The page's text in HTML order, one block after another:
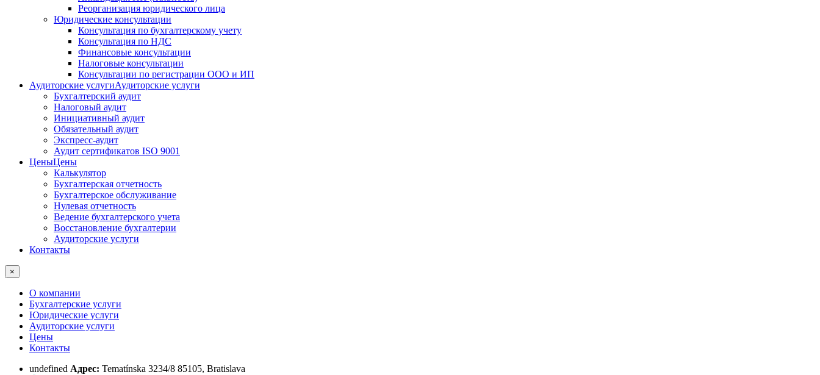
Реорганизация юридического лица
Юридические консультации
Консультация по бухгалтерскому учету
Консультация по НДС
Финансовые консультации
Налоговые консультации
Консультации по регистрации ООО и ИП
Аудиторские услугиАудиторские услуги
Бухгалтерский аудит
Налоговый аудит
Инициативный аудит
Обязательный аудит
Экспресс-аудит
Аудит сертификатов ISO 9001
ЦеныЦены
Калькулятор
Бухгалтерская отчетность
Бухгалтерское обслуживание
Нулевая отчетность
Ведение бухгалтерского учета
Восстановление бухгалтерии
Аудиторские услуги
Контакты
×
О компании
Бухгалтерские услуги
Юридические услуги
Аудиторские услуги
Цены
Контакты
undefined Адрес: Tematínska 3234/8 85105, Bratislava